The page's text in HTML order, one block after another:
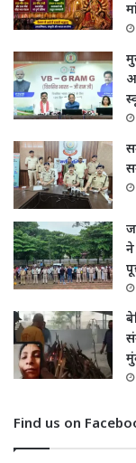
ने
Find us on